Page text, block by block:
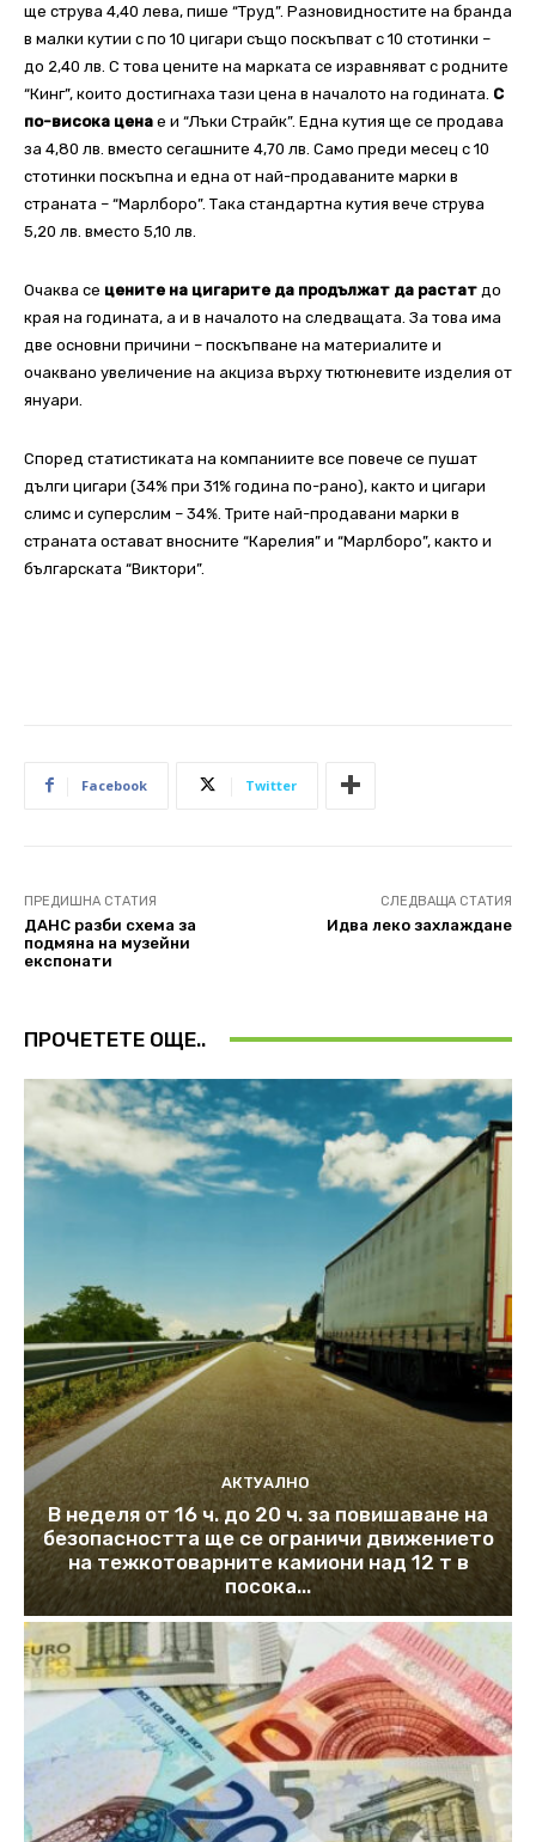
ще струва 4,40 лева, пише “Труд”. Разновидностите на бранда
в малки кутии с по 10 цигари също поскъпват с 10 стотинки –
до 2,40 лв. С това цените на марката се изравняват с родните
“Кинг”, които достигнаха тази цена в началото на годината. С
по-висока цена е и “Лъки Страйк”. Една кутия ще се продава
за 4,80 лв. вместо сегашните 4,70 лв. Само преди месец с 10
стотинки поскъпна и една от най-продаваните марки в
страната – “Марлборо”. Така стандартна кутия вече струва
5,20 лв. вместо 5,10 лв.
Очаква се цените на цигарите да продължат да растат до
края на годината, а и в началото на следващата. За това има
две основни причини – поскъпване на материалите и
очаквано увеличение на акциза върху тютюневите изделия от
януари.
Според статистиката на компаниите все повече се пушат
дълги цигари (34% при 31% година по-рано), както и цигари
слимс и суперслим – 34%. Трите най-продавани марки в
страната остават вносните “Карелия” и “Марлборо”, както и
българската “Виктори”.
Facebook Twitter
ПРЕДИШНА СТАТИЯ
ДАНС разби схема за
подмяна на музейни
експонати
СЛЕДВАЩА СТАТИЯ
Идва леко захлаждане
ПРОЧЕТЕТЕ ОЩЕ..
АКТУАЛНО
В неделя от 16 ч. до 20 ч. за повишаване на
безопасността ще се ограничи движението
на тежкотоварните камиони над 12 т в
посока...